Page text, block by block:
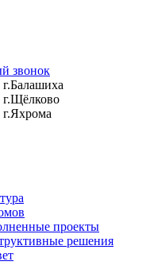
звонок
г.Балашиха
г.Щёлково
г.Яхрома
проекты
решения